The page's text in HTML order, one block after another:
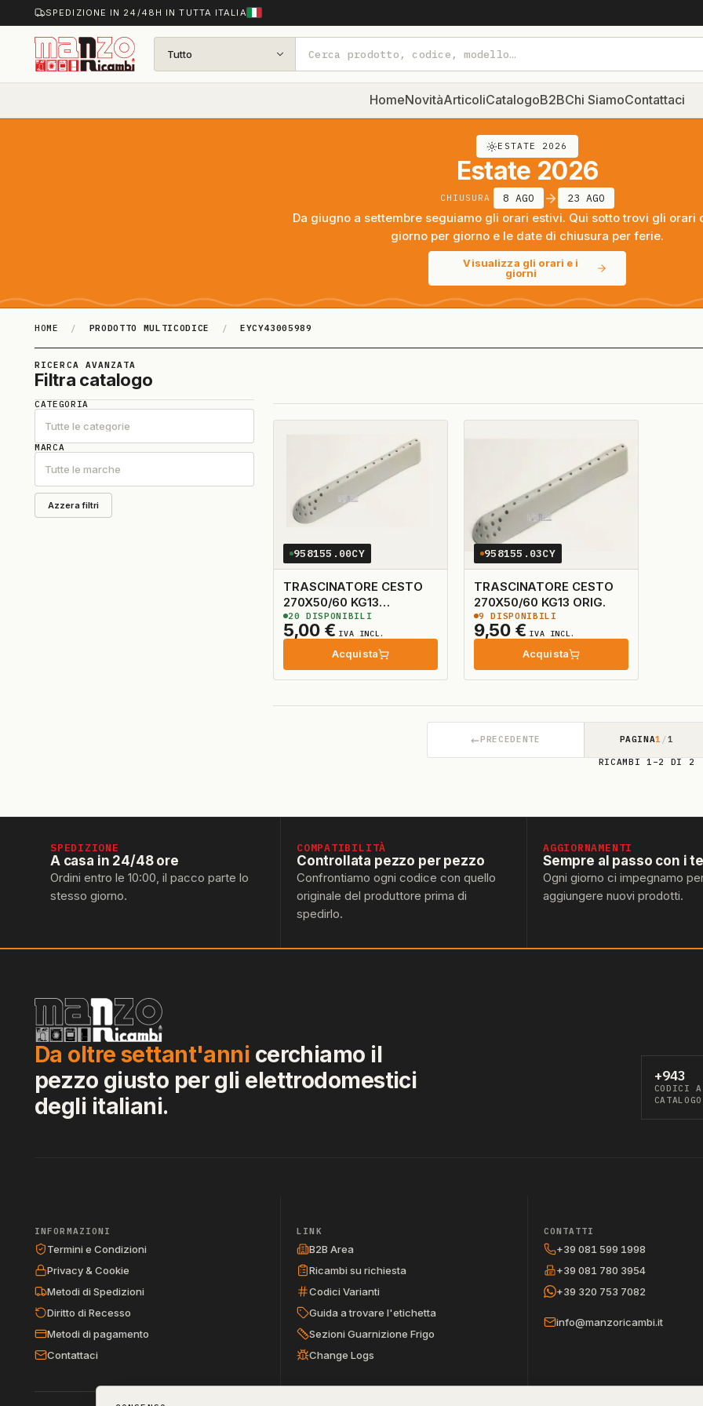
SPEDIZIONE IN 24/48H IN TUTTA ITALIA
Tutto
HomeNovitàArticoliCatalogoB2BChi SiamoContattaci
ESTATE 2026
Estate 2026
CHIUSURA 8 AGO 23 AGO
Da giugno a settembre seguiamo gli orari estivi. Qui sotto trovi gli orari
giorno per giorno e le date di chiusura per ferie.
Visualizza gli orari e i
giorni
HOME / PRODOTTO MULTICODICE / EYCY43005989
EYCY43005989
RICERCA AVANZATA
Filtra catalogo
CATEGORIA
Tutte le categorie
MARCA
Tutte le marche
Azzera filtri
958155.00CY
TRASCINATORE CESTO
270X50/60 KG13
ADATTABILE
5,00 € IVA INCL.
Acquista
20 DISPONIBILI
958155.03CY
TRASCINATORE CESTO
270X50/60 KG13 ORIG.
9,50 € IVA INCL.
Acquista
9 DISPONIBILI
←PRECEDENTE PAGINA1 /1
RICAMBI 1–2 DI 2
SPEDIZIONE
A casa in 24/48 ore
Ordini entro le 10:00, il pacco parte lo
stesso giorno.
COMPATIBILITÀ
Controllata pezzo per pezzo
Confrontiamo ogni codice con quello
originale del produttore prima di
spedirlo.
AGGIORNAMENTI
Sempre al passo con i
Ogni giorno ci impegnamo
aggiungere nuovi prodotti.
Da oltre settant'anni cerchiamo il
pezzo giusto per gli elettrodomestici
degli italiani.
+943
CODICI A
CATALOGO
INFORMAZIONI
Termini e Condizioni
Privacy & Cookie
Metodi di Spedizioni
Diritto di Recesso
Metodi di pagamento
Contattaci
LINK
B2B Area
Ricambi su richiesta
Codici Varianti
Guida a trovare l'etichetta
Sezioni Guarnizione Frigo
Change Logs
CONTATTI
+39 081 599 1998
+39 081 780 3954
+39 320 753 7082
info@manzoricambi.it